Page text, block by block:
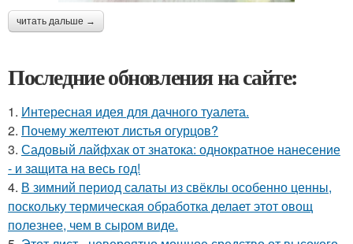
читать дальше →
Последние обновления на сайте:
1. Интересная идея для дачного туалета.
2. Почему желтеют листья огурцов?
3. Садовый лайфхак от знатока: однократное нанесение
- и защита на весь год!
4. В зимний период салаты из свёклы особенно ценны,
поскольку термическая обработка делает этот овощ
полезнее, чем в сыром виде.